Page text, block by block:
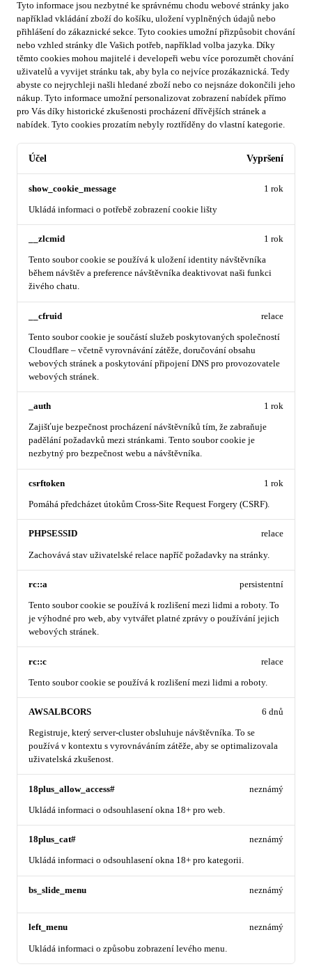
Tyto informace jsou nezbytné ke správnému chodu webové stránky jako
například vkládání zboží do košíku, uložení vyplněných údajů nebo
přihlášení do zákaznické sekce. Tyto cookies umožní přizpůsobit chování
nebo vzhled stránky dle Vašich potřeb, například volba jazyka. Díky
těmto cookies mohou majitelé i developeři webu více porozumět chování
uživatelů a vyvijet stránku tak, aby byla co nejvíce prozákaznická. Tedy
abyste co nejrychleji našli hledané zboží nebo co nejsnáze dokončili jeho
nákup. Tyto informace umožní personalizovat zobrazení nabídek přímo
pro Vás díky historické zkušenosti procházení dřívějších stránek a
nabídek. Tyto cookies prozatím nebyly roztříděny do vlastní kategorie.
Účel Vypršení
show_cookie_message
Ukládá informaci o potřebě zobrazení cookie lišty
1 rok
__zlcmid
Tento soubor cookie se používá k uložení identity návštěvníka
během návštěv a preference návštěvníka deaktivovat naši funkci
živého chatu.
1 rok
__cfruid
Tento soubor cookie je součástí služeb poskytovaných společností
Cloudflare – včetně vyrovnávání zátěže, doručování obsahu
webových stránek a poskytování připojení DNS pro provozovatele
webových stránek.
relace
_auth
Zajišťuje bezpečnost procházení návštěvníků tím, že zabraňuje
padělání požadavků mezi stránkami. Tento soubor cookie je
nezbytný pro bezpečnost webu a návštěvníka.
1 rok
csrftoken
Pomáhá předcházet útokům Cross-Site Request Forgery (CSRF).
1 rok
PHPSESSID
Zachovává stav uživatelské relace napříč požadavky na stránky.
relace
rc::a
Tento soubor cookie se používá k rozlišení mezi lidmi a roboty. To
je výhodné pro web, aby vytvářet platné zprávy o používání jejich
webových stránek.
persistentní
rc::c
Tento soubor cookie se používá k rozlišení mezi lidmi a roboty.
relace
AWSALBCORS
Registruje, který server-cluster obsluhuje návštěvníka. To se
používá v kontextu s vyrovnáváním zátěže, aby se optimalizovala
uživatelská zkušenost.
6 dnů
18plus_allow_access#
Ukládá informaci o odsouhlasení okna 18+ pro web.
neznámý
18plus_cat#
Ukládá informaci o odsouhlasení okna 18+ pro kategorii.
neznámý
bs_slide_menu neznámý
left_menu
Ukládá informaci o způsobu zobrazení levého menu.
neznámý